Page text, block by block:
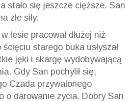
stało się jeszcze cięższe. San
złe siły.
lesie pracował dłużej niż
starego buka usłyszał
jęki i skargę wydobywającą
Gdy San pochylił się,
Czada przywalonego
o darowanie życia. Dobry San